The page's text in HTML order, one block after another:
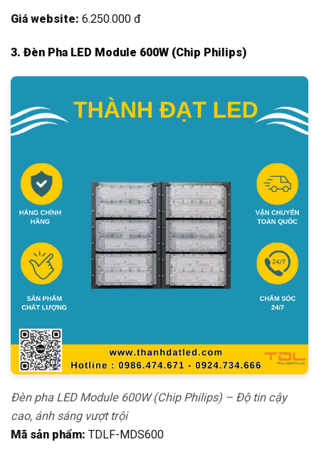
Giá website: 6.250.000 đ
3. Đèn Pha LED Module 600W (Chip Philips)
Đèn pha LED Module 600W (Chip Philips) – Độ tin cậy
cao, ánh sáng vượt trội
Mã sản phẩm: TDLF-MDS600